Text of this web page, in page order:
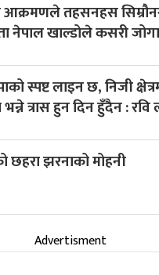
तहसनहस
नेपाल खाल्डोले कसरी
स्पष्ट लाइन छ, निजी
त्रास हुन दिन हुँदैन : रवि
छहरा झरनाको मोहनी
Advertisment